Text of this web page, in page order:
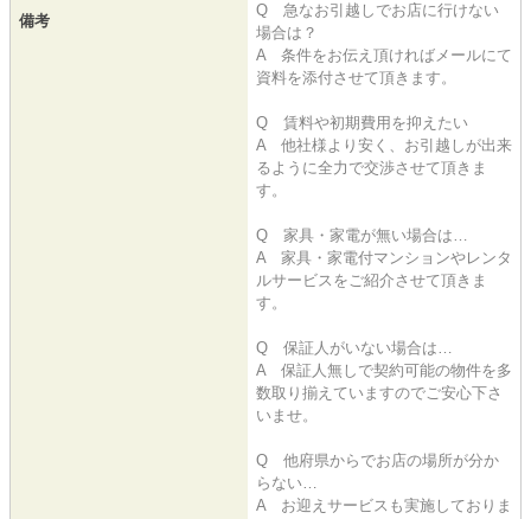
備考
Q 急なお引越しでお店に行けない
場合は？
A 条件をお伝え頂ければメールにて
資料を添付させて頂きます。
Q 賃料や初期費用を抑えたい
A 他社様より安く、お引越しが出来
るように全力で交渉させて頂きま
す。
Q 家具・家電が無い場合は…
A 家具・家電付マンションやレンタ
ルサービスをご紹介させて頂きま
す。
Q 保証人がいない場合は…
A 保証人無しで契約可能の物件を多
数取り揃えていますのでご安心下さ
いませ。
Q 他府県からでお店の場所が分か
らない…
A お迎えサービスも実施しておりま